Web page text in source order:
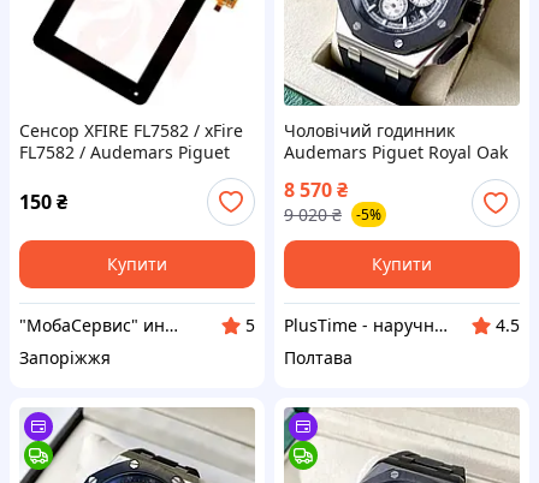
Сенсор XFIRE FL7582 / xFire
FL7582 / Audemars Piguet
Тачскін Скло Touch Screen
150₴
Купити
"МобаСервис" интернет-магазин mobaservice
5
Запоріжжя
Чоловічий годинник
Audemars Piguet Royal Oak
кварцовий хронограф на
каучуковому браслеті
8 570₴
9 020 ₴ -5%
Купити
PlusTime - наручні годинники
4.5
Полтава